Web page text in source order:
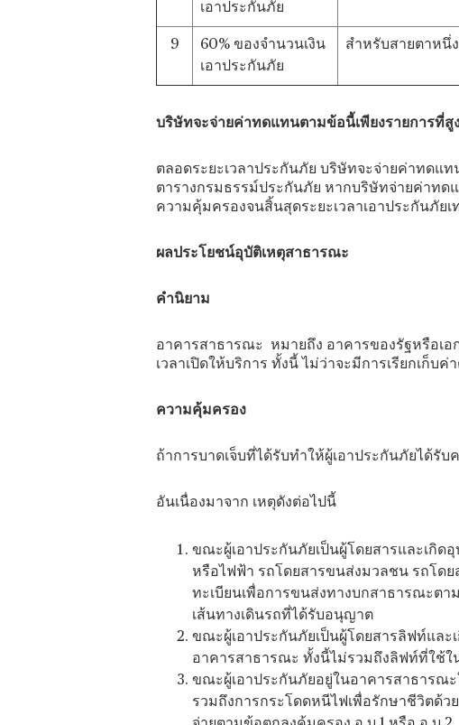
เอาประกันภัย
9
60% ของจำนวนเงิน
เอาประกันภัย
สำหรับสายตาหนึ่
บริษัทจะจ่ายค่าทดแทนตามข้อนี้เพียงรายการที่สู
ตลอดระยะเวลาประกันภัย บริษัทจะจ่ายค่าทดแ
ตารางกรมธรรม์ประกันภัย หากบริษัทจ่ายค่าทด
ความคุ้มครองจนสิ้นสุดระยะเวลาเอาประกันภัย
ผลประโยชน์อุบัติเหตุสาธารณะ
คำนิยาม
อาคารสาธารณะ หมายถึง อาคารของรัฐหรือเ
เวลาเปิดให้บริการ ทั้งนี้ ไม่ว่าจะมีการเรียกเก็บ
ความคุ้มครอง
ถ้าการบาดเจ็บที่ได้รับทำให้ผู้เอาประกันภัยได้รั
อันเนื่องมาจาก เหตุดังต่อไปนี้
ขณะผู้เอาประกันภัยเป็นผู้โดยสารและเกิ
หรือไฟฟ้า รถโดยสารขนส่งมวลชน รถโด
ทะเบียนเพื่อการขนส่งทางบกสาธารณะต
เส้นทางเดินรถที่ได้รับอนุญาต
ขณะผู้เอาประกันภัยเป็นผู้โดยสารลิฟท์แล
อาคารสาธารณะ ทั้งนี้ไม่รวมถึงลิฟท์ที่ใช้ใ
ขณะผู้เอาประกันภัยอยู่ในอาคารสาธารณ
รวมถึงการกระโดดหนีไฟเพื่อรักษาชีวิตด้ว